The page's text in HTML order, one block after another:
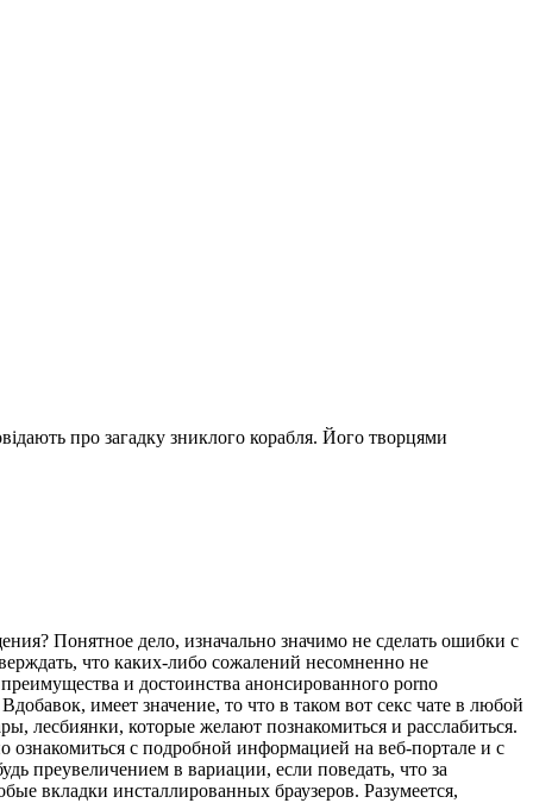
про загадку зниклого корабля. Його творцями
Понятное дело, изначально значимо не сделать ошибки с
что каких-либо сожалений несомненно не
и достоинства анонсированного porno
имеет значение, то что в таком вот секс чате в любой
лесбиянки, которые желают познакомиться и расслабиться.
ознакомиться с подробной информацией на веб-портале и с
преувеличением в вариации, если поведать, что за
вкладки инсталлированных браузеров. Разумеется,